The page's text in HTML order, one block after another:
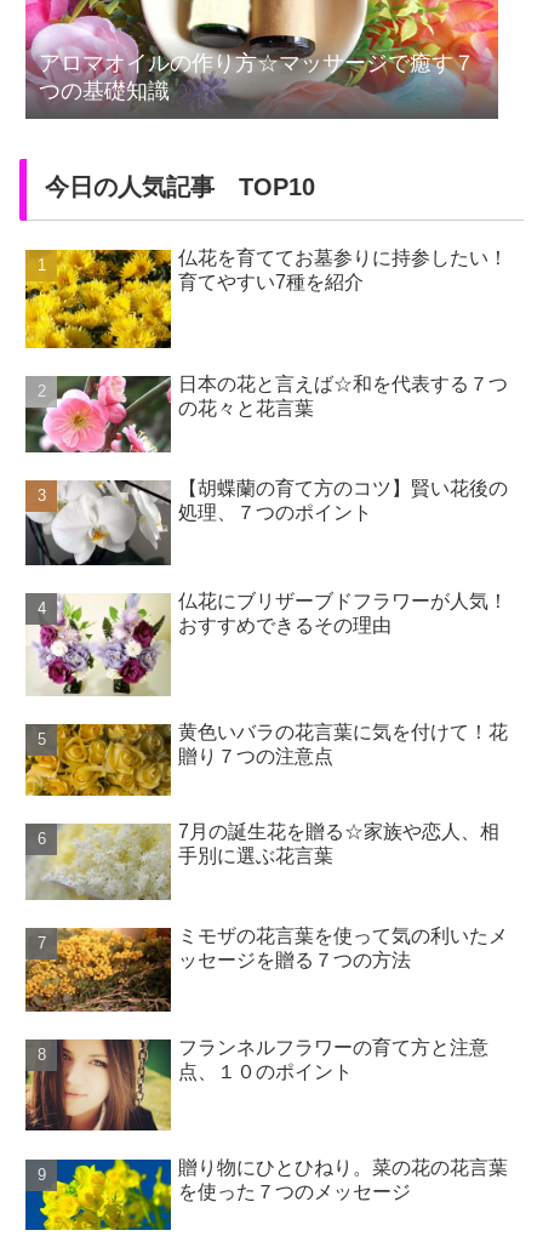
アロマオイルの作り方☆マッサージで癒す７
つの基礎知識
今日の人気記事 TOP10
仏花を育ててお墓参りに持参したい！
育てやすい7種を紹介
日本の花と言えば☆和を代表する７つ
の花々と花言葉
【胡蝶蘭の育て方のコツ】賢い花後の
処理、７つのポイント
仏花にブリザーブドフラワーが人気！
おすすめできるその理由
黄色いバラの花言葉に気を付けて！花
贈り７つの注意点
7月の誕生花を贈る☆家族や恋人、相
手別に選ぶ花言葉
ミモザの花言葉を使って気の利いたメ
ッセージを贈る７つの方法
フランネルフラワーの育て方と注意
点、１０のポイント
贈り物にひとひねり。菜の花の花言葉
を使った７つのメッセージ